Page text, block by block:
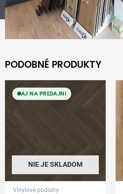
PODOBNÉ PRODUKTY
AJ NA PREDAJNI
NIE JE SKLADOM
Vinylové podlahy